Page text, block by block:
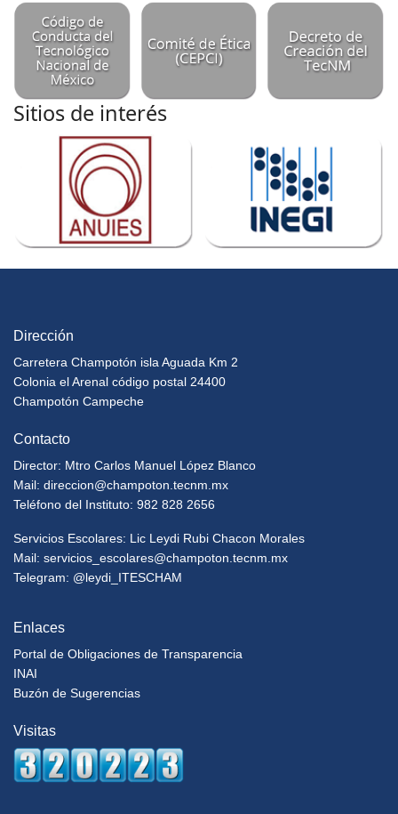
Sitios de interés
Dirección
Carretera Champotón isla Aguada Km 2
Colonia el Arenal código postal 24400
Champotón Campeche
Contacto
Director: Mtro Carlos Manuel López Blanco
Mail: direccion@champoton.tecnm.mx
Teléfono del Instituto: 982 828 2656
Servicios Escolares: Lic Leydi Rubi Chacon Morales
Mail: servicios_escolares@champoton.tecnm.mx
Telegram: @leydi_ITESCHAM
Enlaces
Portal de Obligaciones de Transparencia
INAI
Buzón de Sugerencias
Visitas